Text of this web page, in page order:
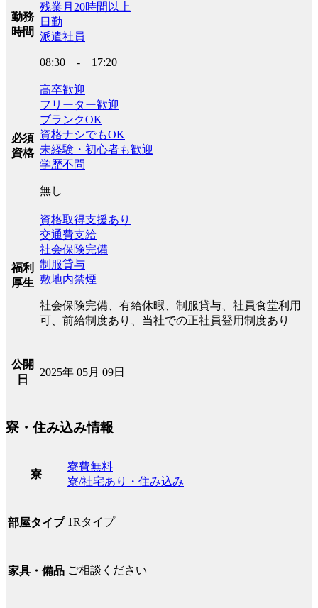
勤務
時間
残業月20時間以上
日勤
派遣社員
08:30 - 17:20
必須
資格
高卒歓迎
フリーター歓迎
ブランクOK
資格ナシでもOK
未経験・初心者も歓迎
学歴不問
無し
福利
厚生
資格取得支援あり
交通費支給
社会保険完備
制服貸与
敷地内禁煙
社会保険完備、有給休暇、制服貸与、社員食堂利用
可、前給制度あり、当社での正社員登用制度あり
公開
日
2025年 05月 09日
寮・住み込み情報
寮
寮費無料
寮/社宅あり・住み込み
部屋タイプ 1Rタイプ
家具・備品 ご相談ください